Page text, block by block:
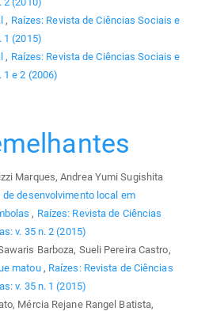
, Raízes: Revista de Ciências Sociais e
1 (2015)
, Raízes: Revista de Ciências Sociais e
1 e 2 (2006)
Marques, Andrea Yumi Sugishita
de desenvolvimento local em
, Raízes: Revista de Ciências
v. 35 n. 2 (2015)
Barboza, Sueli Pereira Castro,
matou , Raízes: Revista de Ciências
v. 35 n. 1 (2015)
Mércia Rejane Rangel Batista,